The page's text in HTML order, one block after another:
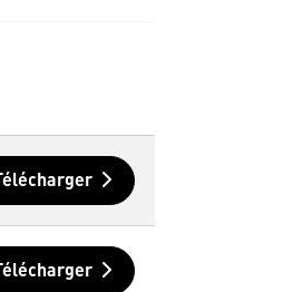
Télécharger
Télécharger